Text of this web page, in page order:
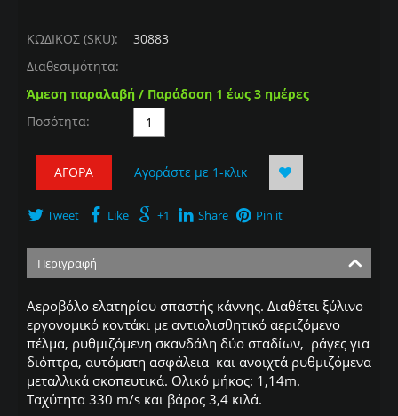
ΚΩΔΙΚΟΣ (SKU):
30883
Διαθεσιμότητα:
Άμεση παραλαβή / Παράδοση 1 έως 3 ημέρες
Ποσότητα:
ΑΓΟΡΆ Αγοράστε με 1-κλικ
Tweet Like +1 Share Pin it
Περιγραφή
Αεροβόλο ελατηρίου σπαστής κάννης. Διαθέτει ξύλινο
εργονομικό κοντάκι με αντιολισθητικό αεριζόμενο
πέλμα, ρυθμιζόμενη σκανδάλη δύο σταδίων, ράγες για
διόπτρα, αυτόματη ασφάλεια και ανοιχτά ρυθμιζόμενα
μεταλλικά σκοπευτικά. Ολικό μήκος: 1,14m.
Ταχύτητα 330 m/s και βάρος 3,4 κιλά.